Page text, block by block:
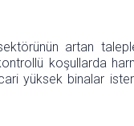
artan
koşullarda
yüksek binalar